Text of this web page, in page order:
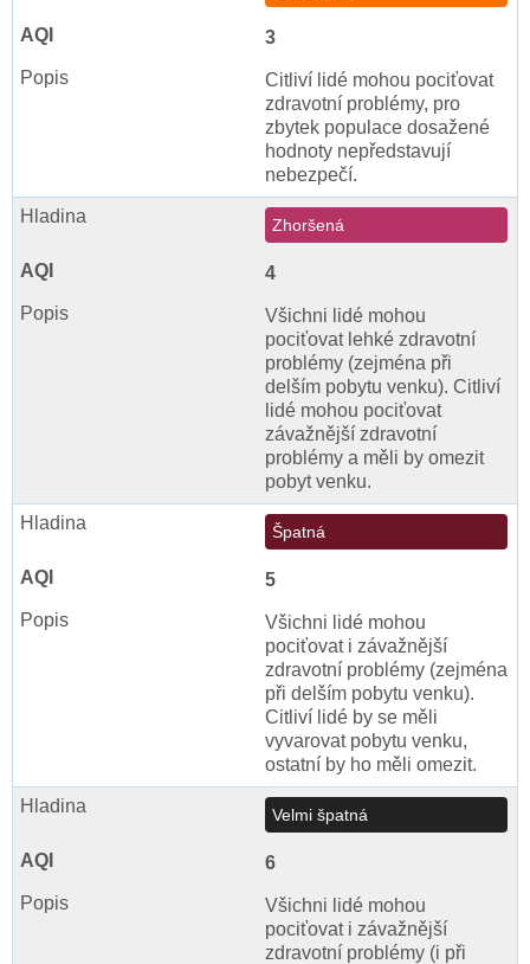
3
Citliví lidé mohou pociťovat
zdravotní problémy, pro
zbytek populace dosažené
hodnoty nepředstavují
nebezpečí.
Zhoršená
4
Všichni lidé mohou
pociťovat lehké zdravotní
problémy (zejména při
delším pobytu venku). Citliví
lidé mohou pociťovat
závažnější zdravotní
problémy a měli by omezit
pobyt venku.
Špatná
5
Všichni lidé mohou
pociťovat i závažnější
zdravotní problémy (zejména
při delším pobytu venku).
Citliví lidé by se měli
vyvarovat pobytu venku,
ostatní by ho měli omezit.
Velmi špatná
6
Všichni lidé mohou
pociťovat i závažnější
zdravotní problémy (i při